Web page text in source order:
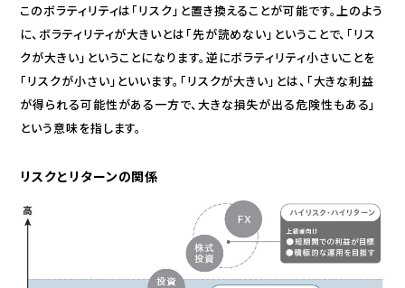
このボラティリティは「リスク」と置き換えることが可能です。上のよう
に、ボラティリティが大きいとは「先が読めない」ということで、｢リス
クが大きい｣ということになります。逆にボラティリティ小さいことを
｢リスクが小さい｣といいます。｢リスクが大きい｣とは、｢大きな利益
が得られる可能性がある一方で、大きな損失が出る危険性もある｣
という意味を指します。
リスクとリターンの関係